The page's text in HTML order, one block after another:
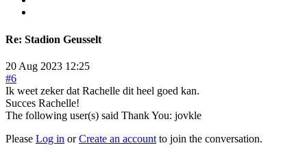
Re: Stadion Geusselt
20 Aug 2023 12:25
#6
Ik weet zeker dat Rachelle dit heel goed kan.
Succes Rachelle!
The following user(s) said Thank You: jovkle
Please Log in orCreate an account to join the conversation.